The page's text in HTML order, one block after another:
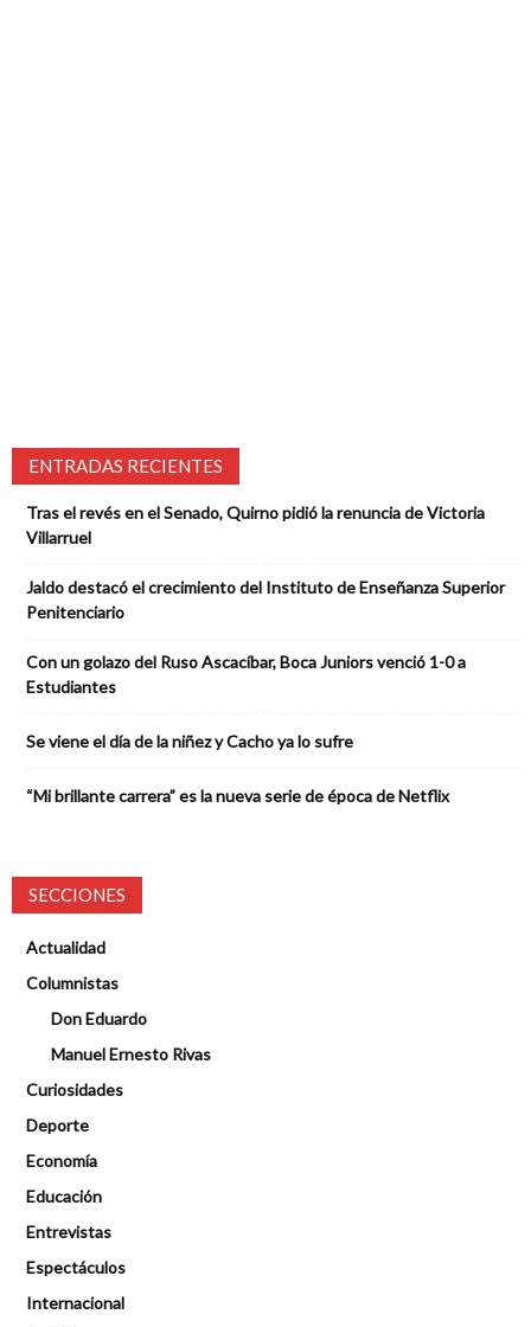
ENTRADAS RECIENTES
Tras el revés en el Senado, Quirno pidió la renuncia de Victoria
Villarruel
Jaldo destacó el crecimiento del Instituto de Enseñanza Superior
Penitenciario
Con un golazo del Ruso Ascacíbar, Boca Juniors venció 1-0 a
Estudiantes
Se viene el día de la niñez y Cacho ya lo sufre
“Mi brillante carrera” es la nueva serie de época de Netflix
SECCIONES
Actualidad
Columnistas
Don Eduardo
Manuel Ernesto Rivas
Curiosidades
Deporte
Economía
Educación
Entrevistas
Espectáculos
Internacional